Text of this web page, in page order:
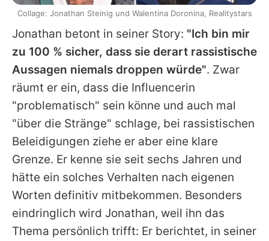
Jonathan betont in seiner Story: "Ich bin mir
zu 100 % sicher, dass sie derart rassistische
Aussagen niemals droppen würde". Zwar
räumt er ein, dass die Influencerin
"problematisch" sein könne und auch mal
"über die Stränge" schlage, bei rassistischen
Beleidigungen ziehe er aber eine klare
Grenze. Er kenne sie seit sechs Jahren und
hätte ein solches Verhalten nach eigenen
Worten definitiv mitbekommen. Besonders
eindringlich wird Jonathan, weil ihn das
Thema persönlich trifft: Er berichtet, in seiner
Collage: Jonathan Steinig und Walentina Doronina, Realitystars